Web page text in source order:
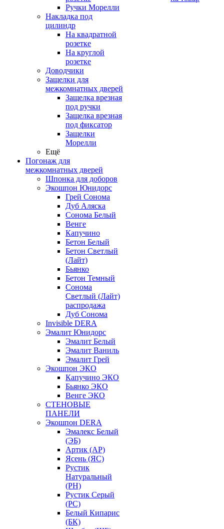
Ручки Морелли
Накладка под
цилиндр
На квадратной
розетке
На круглой
розетке
Доводчики
Защелки для
межкомнатных дверей
Защелка врезная
под ручки
Защелка врезная
под фиксатор
Защелки
Морелли
Ещё
Погонаж для
межкомнатных дверей
Шпонка для доборов
Экошпон Юнидорс
Грей Сонома
Дуб Аляска
Сонома Белый
Венге
Капучино
Бетон Белый
Бетон Светлый
(Лайт)
Бьянко
Бетон Темный
Сонома
Светлый (Лайт)
распродажа
Дуб Сонома
Invisible DERA
Эмалит Юнидорс
Эмалит Белый
Эмалит Ваниль
Эмалит Грей
Экошпон ЭКО
Капучино ЭКО
Бьянко ЭКО
Венге ЭКО
СТЕНОВЫЕ
ПАНЕЛИ
Экошпон DERA
Эмалекс Белый
(ЭБ)
Артик (АР)
Ясень (ЯС)
Рустик
Натуральный
(РН)
Рустик Серый
(РС)
Белый Кипарис
(БК)